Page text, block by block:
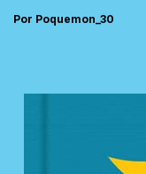
Por Poquemon_30